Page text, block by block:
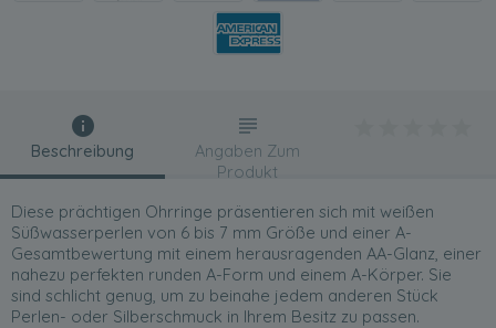
Beschreibung
Diese prächtigen Ohrringe präsentieren sich mit weißen
Süßwasserperlen von 6 bis 7 mm Größe und einer A-
Gesamtbewertung mit einem herausragenden AA-Glanz, einer
nahezu perfekten runden A-Form und einem A-Körper. Sie
sind schlicht genug, um zu beinahe jedem anderen Stück
Perlen- oder Silberschmuck in Ihrem Besitz zu passen.
Angaben Zum
Produkt